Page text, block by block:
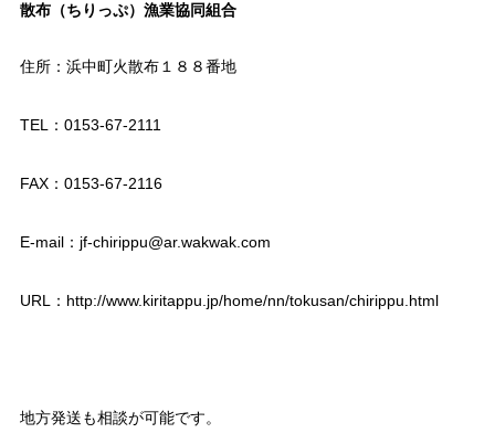
散布（ちりっぷ）漁業協同組合
住所：浜中町火散布１８８番地
TEL：0153-67-2111
FAX：0153-67-2116
E-mail：jf-chirippu@ar.wakwak.com
URL：http://www.kiritappu.jp/home/nn/tokusan/chirippu.html
地方発送も相談が可能です。